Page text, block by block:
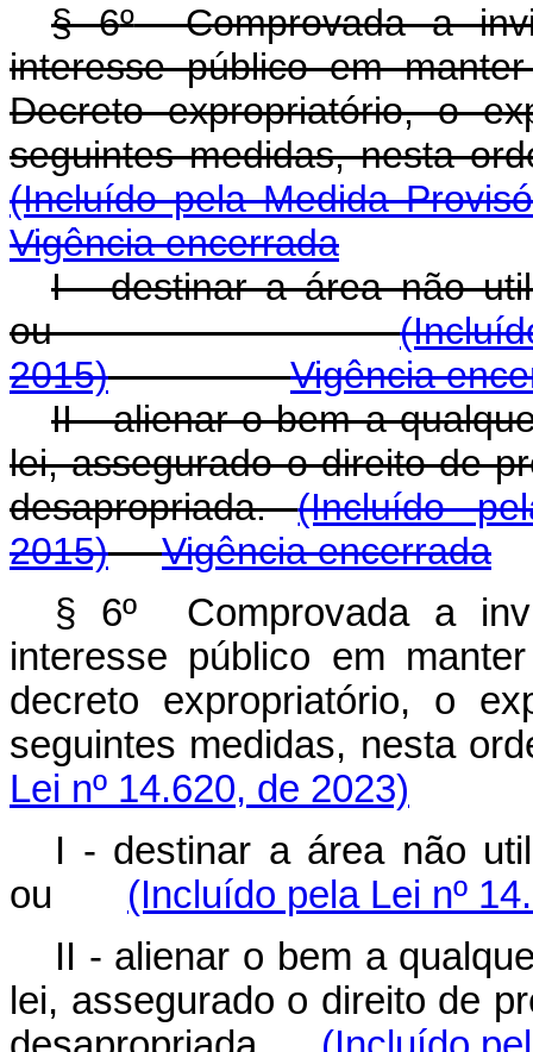
§ 6ºComprovada a
interesse público em
Decreto expropriatório, o
seguintes medidas,
(Incluído pela Medida
Vigência encerrada
I - destinar a área não
ou
2015)
Vigência
II - alienar o bem a
lei, assegurado o direito de
desapropriada.(Incluído
2015)
Vigência encerrada
§ 6º Comprovada a
interesse público em
decreto expropriatório, o
seguintes medidas, nesta
Lei nº 14.620, de 2023)
I - destinar a área não
ou (Incluído pela Lei nº
II - alienar o bem a
lei, assegurado o direito de